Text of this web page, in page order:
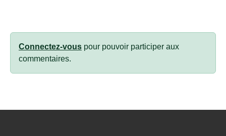
Connectez-vous pour pouvoir participer aux
commentaires.